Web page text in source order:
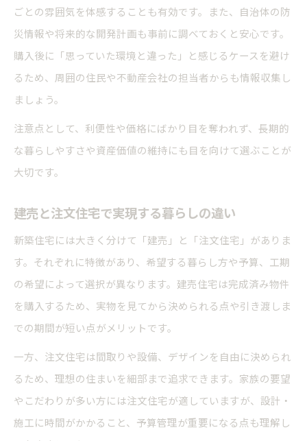
ごとの雰囲気を体感することも有効です。また、自治体の防
災情報や将来的な開発計画も事前に調べておくと安心です。
購入後に「思っていた環境と違った」と感じるケースを避け
るため、周囲の住民や不動産会社の担当者からも情報収集し
ましょう。
注意点として、利便性や価格にばかり目を奪われず、長期的
な暮らしやすさや資産価値の維持にも目を向けて選ぶことが
大切です。
建売と注文住宅で実現する暮らしの違い
新築住宅には大きく分けて「建売」と「注文住宅」がありま
す。それぞれに特徴があり、希望する暮らし方や予算、工期
の希望によって選択が異なります。建売住宅は完成済み物件
を購入するため、実物を見てから決められる点や引き渡しま
での期間が短い点がメリットです。
一方、注文住宅は間取りや設備、デザインを自由に決められ
るため、理想の住まいを細部まで追求できます。家族の要望
やこだわりが多い方には注文住宅が適していますが、設計・
施工に時間がかかること、予算管理が重要になる点も理解し